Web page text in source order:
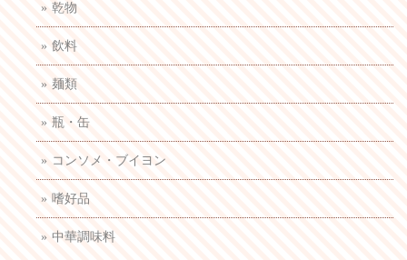
乾物
飲料
麺類
瓶・缶
コンソメ・ブイヨン
嗜好品
中華調味料